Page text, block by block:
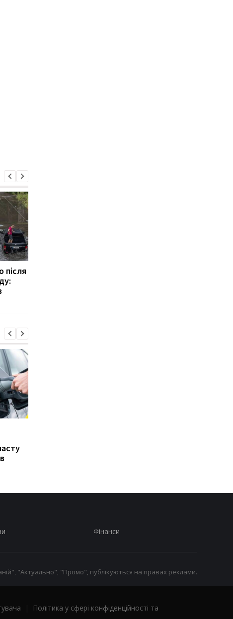
після
Фінанси
"Актуально", "Промо", публікуються на правах реклами.
|
Політика у сфері конфіденційності та